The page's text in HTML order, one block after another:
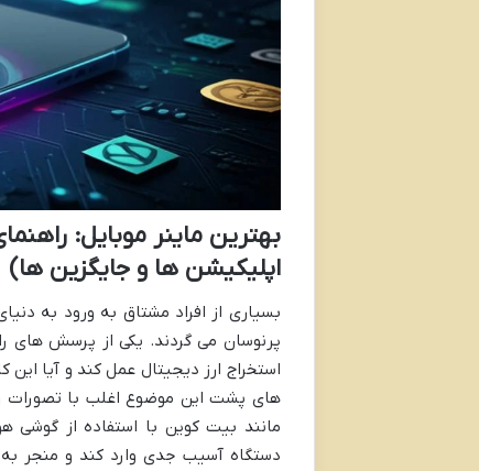
بهترین ماینر موبایل:
اپلیکیشن ها و جایگزین ها)
بسیاری از افراد مشتاق به ورود به
پرنوسان می گردند. یکی از پرسش های
استخراج ارز دیجیتال عمل کند و آیا
های پشت این موضوع اغلب با تصورات
مانند بیت کوین با استفاده از گوشی
دستگاه آسیب جدی وارد کند و منجر